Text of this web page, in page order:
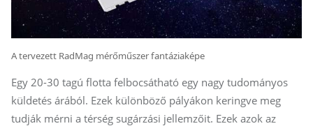
A tervezett RadMag mérőműszer fantáziaképe
Egy 20-30 tagú flotta felbocsátható egy nagy tudományos
küldetés árából. Ezek különböző pályákon keringve meg
tudják mérni a térség sugárzási jellemzőit. Ezek azok az